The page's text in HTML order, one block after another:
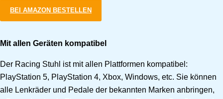
BEI AMAZON BESTELLEN
Mit allen Geräten kompatibel
Der Racing Stuhl ist mit allen Plattformen kompatibel:
PlayStation 5, PlayStation 4, Xbox, Windows, etc. Sie können
alle Lenkräder und Pedale der bekannten Marken anbringen,